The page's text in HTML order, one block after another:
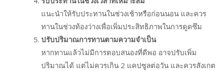
แนะนำให้รับประทานในช่วงเช้าหรือก่อนนอน และควร
ทานในช่วงท้องว่างเพื่อเพิ่มประสิทธิภาพในการดูดซึม
ปรับปริมาณการทานตามความจำเป็น
หากทานแล้วไม่มีการตอบสนองที่ดีพอ อาจปรับเพิ่ม
ปริมาณได้ แต่ไม่ควรเกิน 2 แคปซูลต่อวัน และควรสังเกต